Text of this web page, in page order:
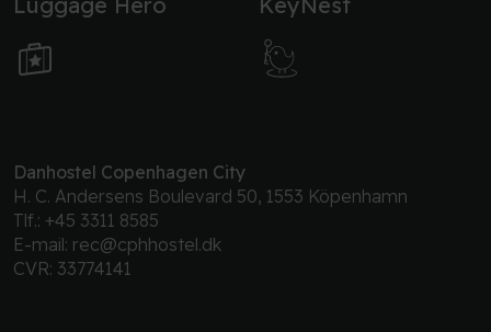
Danhostel Copenhagen City
H. C. Andersens Boulevard 50, 1553 Köpenhamn
Tlf.: +45 3311 8585
E-mail: rec@cphhostel.dk
CVR: 33774141